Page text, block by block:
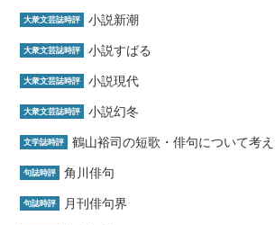
大衆文芸誌時評 小説新潮
大衆文芸誌時評 小説すばる
大衆文芸誌時評 小説現代
大衆文芸誌時評 小説幻冬
文学誌時評 鶴山裕司の短歌・俳句について考
句誌時評 角川俳句
句誌時評 月刊俳句界